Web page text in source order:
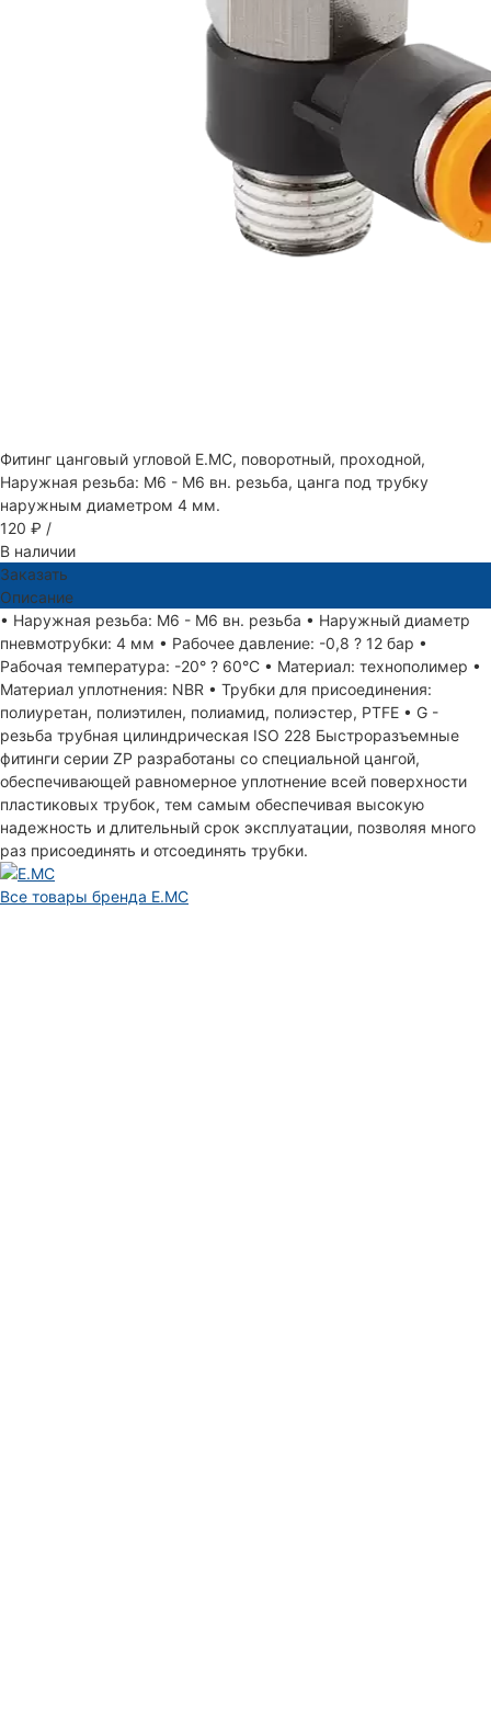
Фитинг цанговый угловой E.MC, поворотный, проходной,
Наружная резьба: M6 - M6 вн. резьба, цанга под трубку
наружным диаметром 4 мм.
120 ₽ /
В наличии
Заказать
Описание
• Наружная резьба: M6 - M6 вн. резьба • Наружный диаметр
пневмотрубки: 4 мм • Рабочее давление: -0,8 ? 12 бар •
Рабочая температура: -20° ? 60°С • Материал: технополимер •
Материал уплотнения: NBR • Трубки для присоединения:
полиуретан, полиэтилен, полиамид, полиэстер, PTFE • G -
резьба трубная цилиндрическая ISO 228 Быстроразъемные
фитинги серии ZP разработаны со специальной цангой,
обеспечивающей равномерное уплотнение всей поверхности
пластиковых трубок, тем самым обеспечивая высокую
надежность и длительный срок эксплуатации, позволяя много
раз присоединять и отсоединять трубки.
Все товары бренда E.MC